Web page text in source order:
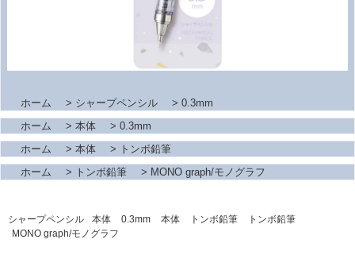
ホーム > シャープペンシル > 0.3mm
ホーム
> 本体 > 0.3mm
ホーム
> 本体 >
トンボ鉛筆
ホーム
> トンボ鉛筆 > MONO graph/モノグラフ
シャープペンシル 本体 0.3mm 本体 トンボ鉛筆
トンボ鉛筆
MONO graph/モノグラフ